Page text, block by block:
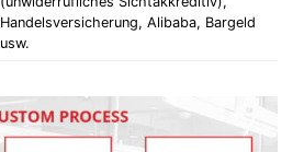
Handelsversicherung, Alibaba, Bargeld
usw.